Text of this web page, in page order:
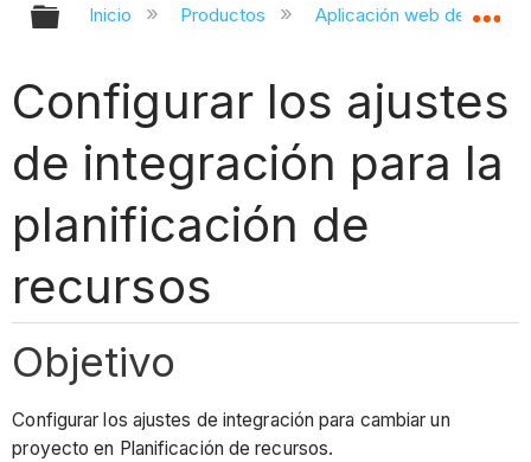
Expandir/contraer jerarquía global
Inicio Productos Aplicación web de
Configurar los ajustes
de integración para la
planificación de
recursos
Objetivo
Configurar los ajustes de integración para cambiar un
proyecto en Planificación de recursos.